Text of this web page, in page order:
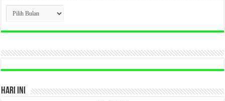
CLICK
BERITA
LAMA
DI
HARI INI